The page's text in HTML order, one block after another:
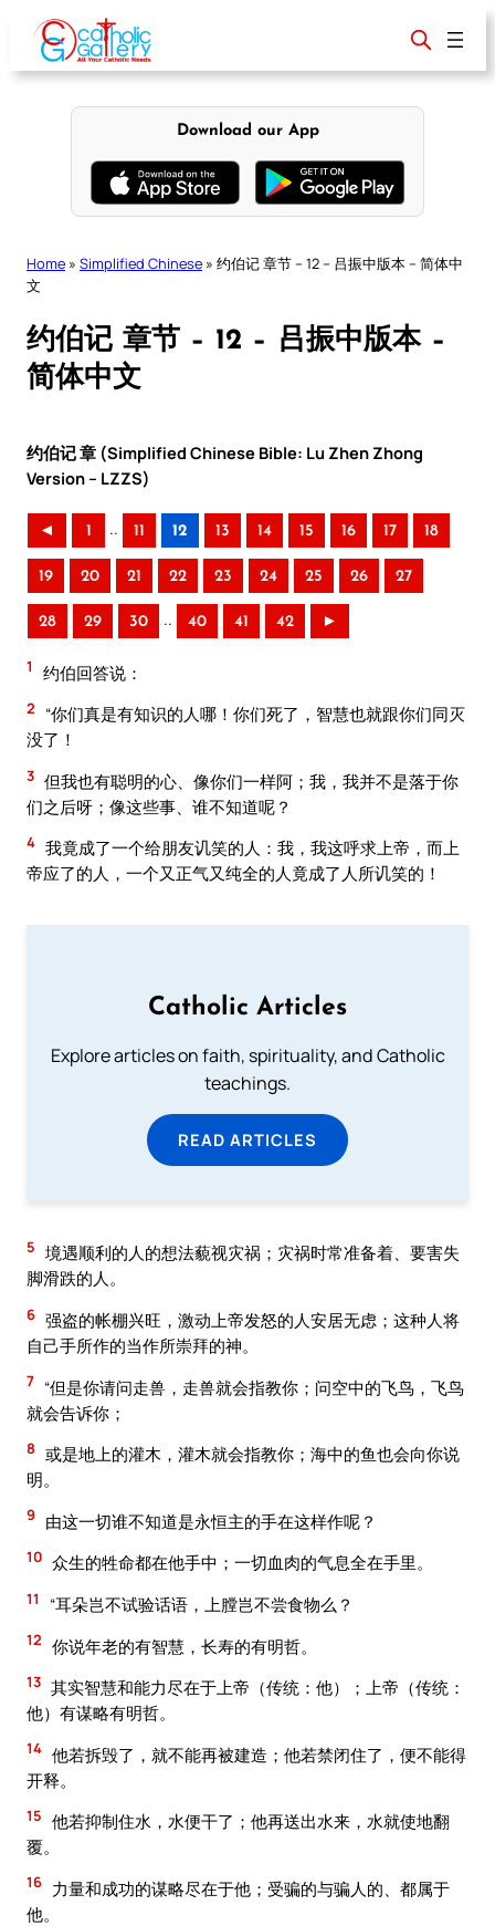
content
Download our App
Home » Simplified Chinese » 约伯记 章节 – 12 – 吕振中版本 – 简体中
文
约伯记 章节 – 12 – 吕振中版本 –
简体中文
约伯记 章 (Simplified Chinese Bible: Lu Zhen Zhong
Version – LZZS)
◄ 1 .. 11 12 13 14 15 16 17 18
19 20 21 22 23 24 25 26 27
28 29 30 .. 40 41 42 ►
1 约伯回答说：
2
“你们真是有知识的人哪！你们死了，智慧也就跟你们同灭
没了！
3 但我也有聪明的心、像你们一样阿；我，我并不是落于你
们之后呀；像这些事、谁不知道呢？
4 我竟成了一个给朋友讥笑的人：我，我这呼求上帝，而上
帝应了的人，一个又正气又纯全的人竟成了人所讥笑的！
Catholic Articles
Explore articles on faith, spirituality, and Catholic
teachings.
READ ARTICLES
5 境遇顺利的人的想法藐视灾祸；灾祸时常准备着、要害失
脚滑跌的人。
6 强盗的帐棚兴旺，激动上帝发怒的人安居无虑；这种人将
自己手所作的当作所崇拜的神。
7 “但是你请问走兽，走兽就会指教你；问空中的飞鸟，飞鸟
就会告诉你；
8 或是地上的灌木，灌木就会指教你；海中的鱼也会向你说
明。
9 由这一切谁不知道是永恒主的手在这样作呢？
10 众生的牲命都在他手中；一切血肉的气息全在手里。
11 “耳朵岂不试验话语，上膛岂不尝食物么？
12 你说年老的有智慧，长寿的有明哲。
13 其实智慧和能力尽在于上帝（传统：他）；上帝（传统：
他）有谋略有明哲。
14 他若拆毁了，就不能再被建造；他若禁闭住了，便不能得
开释。
15 他若抑制住水，水便干了；他再送出水来，水就使地翻
覆。
16 力量和成功的谋略尽在于他；受骗的与骗人的、都属于
他。